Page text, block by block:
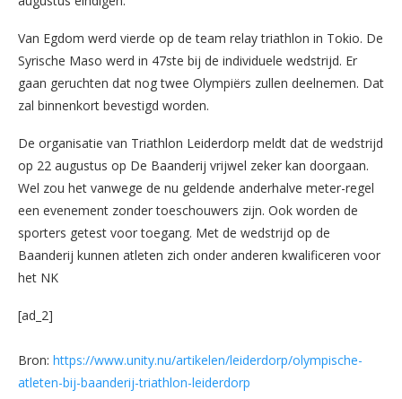
Van Egdom werd vierde op de team relay triathlon in Tokio. De
Syrische Maso werd in 47ste bij de individuele wedstrijd. Er
gaan geruchten dat nog twee Olympiërs zullen deelnemen. Dat
zal binnenkort bevestigd worden.
De organisatie van Triathlon Leiderdorp meldt dat de wedstrijd
op 22 augustus op De Baanderij vrijwel zeker kan doorgaan.
Wel zou het vanwege de nu geldende anderhalve meter-regel
een evenement zonder toeschouwers zijn. Ook worden de
sporters getest voor toegang. Met de wedstrijd op de
Baanderij kunnen atleten zich onder anderen kwalificeren voor
het NK
[ad_2]
Bron: https://www.unity.nu/artikelen/leiderdorp/olympische-
atleten-bij-baanderij-triathlon-leiderdorp